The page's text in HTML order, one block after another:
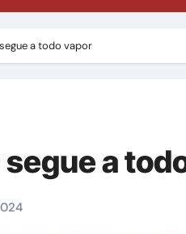
a todo vapor
segue a